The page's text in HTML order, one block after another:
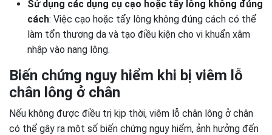
Sử dụng các dụng cụ cạo hoặc tẩy lông không đúng
cách: Việc cạo hoặc tẩy lông không đúng cách có thể
làm tổn thương da và tạo điều kiện cho vi khuẩn xâm
nhập vào nang lông.
Biến chứng nguy hiểm khi bị viêm lỗ
chân lông ở chân
Nếu không được điều trị kịp thời, viêm lỗ chân lông ở chân
có thể gây ra một số biến chứng nguy hiểm, ảnh hưởng đến